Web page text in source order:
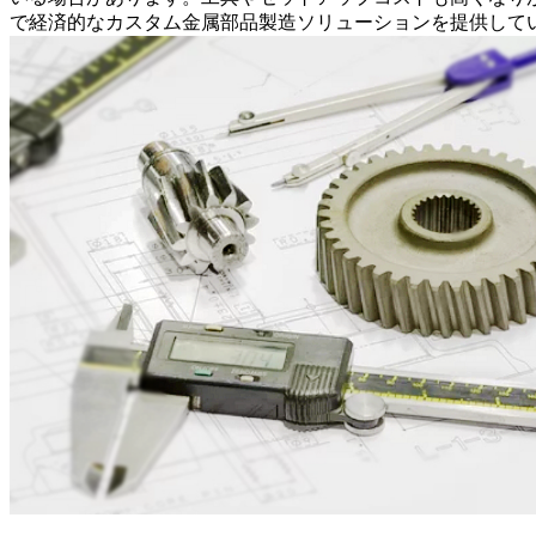
で経済的なカスタム金属部品製造ソリューションを提供して